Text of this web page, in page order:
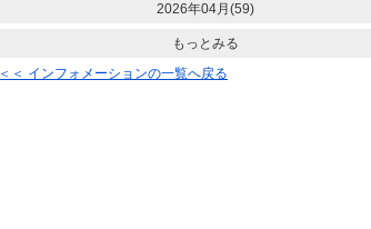
2026年04月(59)
もっとみる
＜＜ インフォメーションの一覧へ戻る